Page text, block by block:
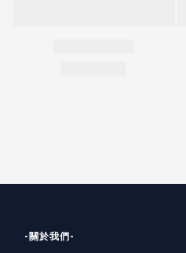
-關於我們-